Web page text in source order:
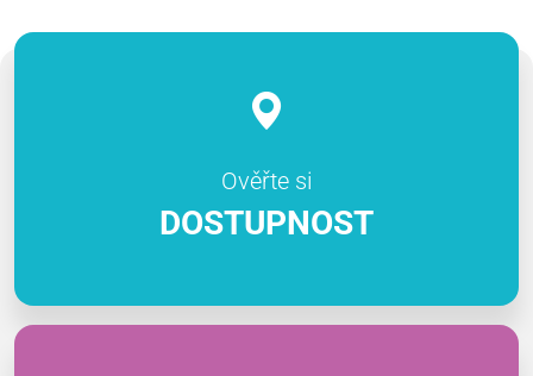
Ověřte si
DOSTUPNOST